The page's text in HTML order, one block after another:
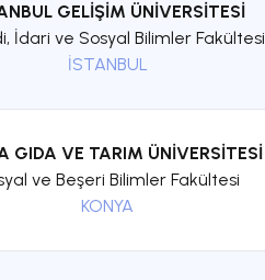
GELİŞİM ÜNİVERSİTESİ
İdari ve Sosyal Bilimler Fakültesi
İSTANBUL
GIDA VE TARIM ÜNİVERSİTESİ
ve Beşeri Bilimler Fakültesi
KONYA